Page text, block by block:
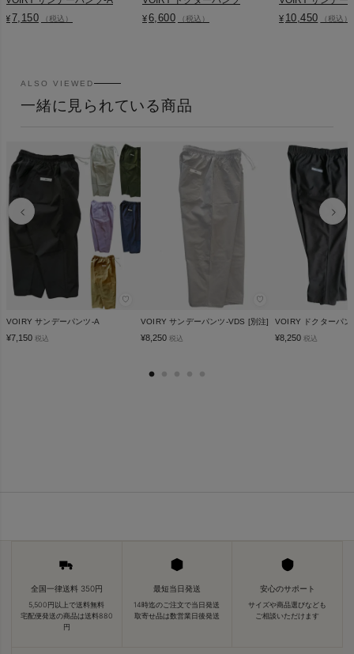
¥7,150 （税込） ¥6,600 （税込） ¥ 10,450 （税込）
ALSO VIEWED
一緒に見られている商品
♡
VOIRY サンデーパンツ-A
¥7,150 税込
♡
VOIRY サンデーパンツ-VDS [別注]
¥8,250 税込
VOIRY ドクターパ
¥8,250 税込
全国一律送料 350円
5,500円以上で送料無料
宅配便発送の商品は送料880
円
最短当日発送
14時迄のご注文で当日発送
取寄せ品は数営業日後発送
安心のサポート
サイズや商品選びなども
ご相談いただけます